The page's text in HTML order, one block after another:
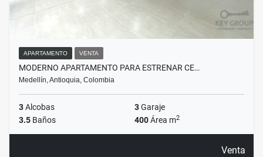
APARTAMENTO VENTA
MODERNO APARTAMENTO PARA ESTRENAR CE…
Medellín, Antioquia, Colombia
3Alcobas 3Garaje
3.5 Baños 400Área m2
Venta